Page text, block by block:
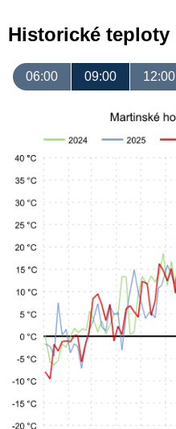
Historické teploty
06:00 09:00 12:00